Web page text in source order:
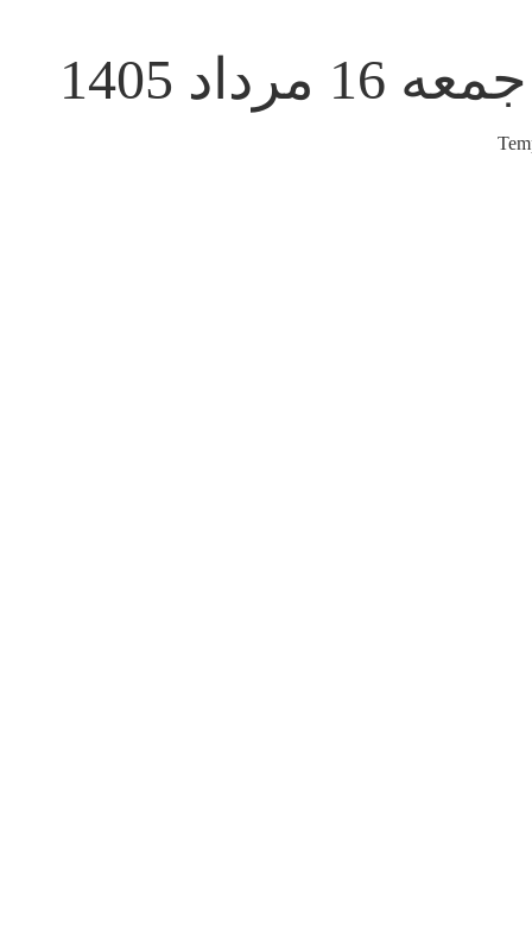
جمعه 16 مرداد 1405